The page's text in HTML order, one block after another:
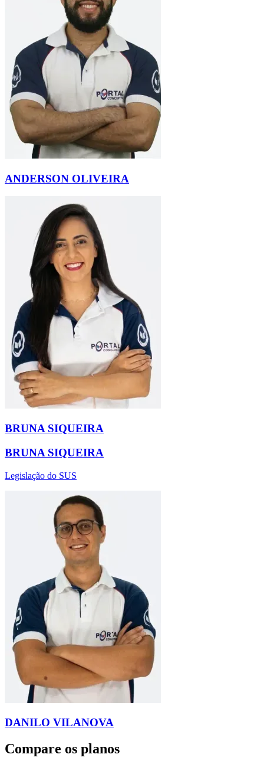
ANDERSON OLIVEIRA
BRUNA SIQUEIRA
BRUNA SIQUEIRA
Legislação do SUS
DANILO VILANOVA
Compare os planos